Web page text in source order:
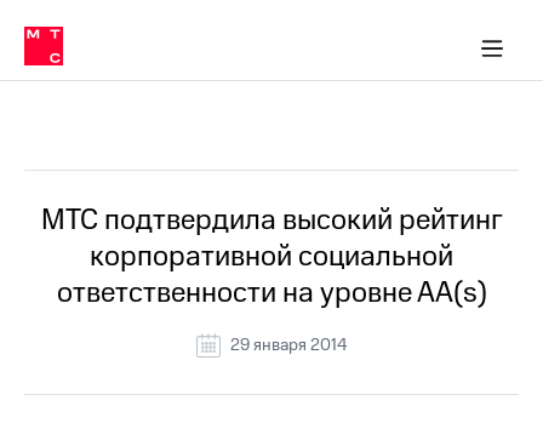
Медиа-центр
и акционерам
Устойчивое развитие
Комплаенс и деловая этика
компании
Карьера
История
компании
Руководство
информация
в МТС
Пресс-
релизы
МТС
о технологиях
МТС подтвердила высокий рейтинг
корпоративной социальной
ответственности на уровне АА(s)
29 января 2014